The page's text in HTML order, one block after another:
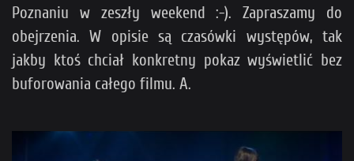
Poznaniu w zeszły weekend :-). Zapraszamy do
obejrzenia. W opisie są czasówki występów, tak
jakby ktoś chciał konkretny pokaz wyświetlić bez
buforowania całego filmu. A.